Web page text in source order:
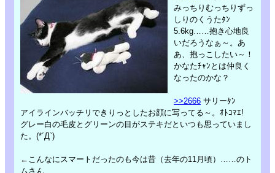
みっちりむっちりずっ
しりのくうたﾀﾝ
5.6kg……抱き心地良
いだろうなぁ～。あ
あ、抱っこしたい～！
かなたﾁｬﾝとは仲良く
なったのかな？
>>2666 サリーﾀﾝ
アイラインバッチリできりっとしたお顔に写ってる～。ｵﾄｺﾏｴ!
グレー白の毛皮とグリーンの目がステキだといつも思っていまし
た。(*´Д`)
←こんなにスマートだったのも今は昔（去年の11月頃）……のト
ムさん